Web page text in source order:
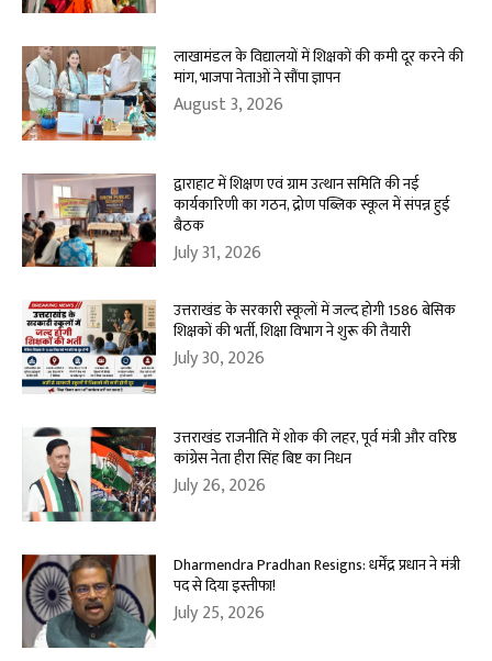
लाखामंडल के विद्यालयों में शिक्षकों की कमी दूर करने की
मांग, भाजपा नेताओं ने सौंपा ज्ञापन
August 3, 2026
द्वाराहाट में शिक्षण एवं ग्राम उत्थान समिति की नई
कार्यकारिणी का गठन, द्रोण पब्लिक स्कूल में संपन्न हुई
बैठक
July 31, 2026
उत्तराखंड के सरकारी स्कूलों में जल्द होगी 1586 बेसिक
शिक्षकों की भर्ती, शिक्षा विभाग ने शुरू की तैयारी
July 30, 2026
उत्तराखंड राजनीति में शोक की लहर, पूर्व मंत्री और वरिष्ठ
कांग्रेस नेता हीरा सिंह बिष्ट का निधन
July 26, 2026
Dharmendra Pradhan Resigns: धर्मेंद्र प्रधान ने मंत्री
पद से दिया इस्तीफा!
July 25, 2026